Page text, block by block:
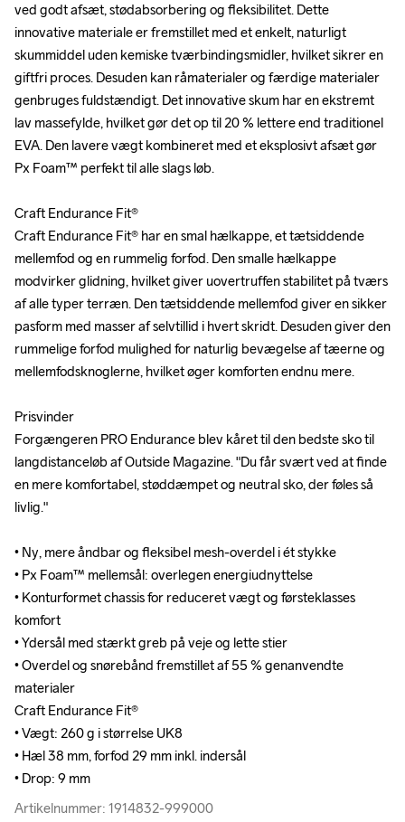
ved godt afsæt, stødabsorbering og fleksibilitet. Dette
innovative materiale er fremstillet med et enkelt, naturligt
skummiddel uden kemiske tværbindingsmidler, hvilket sikrer en
giftfri proces. Desuden kan råmaterialer og færdige materialer
genbruges fuldstændigt. Det innovative skum har en ekstremt
lav massefylde, hvilket gør det op til 20 % lettere end traditionel
EVA. Den lavere vægt kombineret med et eksplosivt afsæt gør
Px Foam™ perfekt til alle slags løb.
Craft Endurance Fit®
Craft Endurance Fit® har en smal hælkappe, et tætsiddende
mellemfod og en rummelig forfod. Den smalle hælkappe
modvirker glidning, hvilket giver uovertruffen stabilitet på tværs
af alle typer terræn. Den tætsiddende mellemfod giver en sikker
pasform med masser af selvtillid i hvert skridt. Desuden giver den
rummelige forfod mulighed for naturlig bevægelse af tæerne og
mellemfodsknoglerne, hvilket øger komforten endnu mere.
Prisvinder
Forgængeren PRO Endurance blev kåret til den bedste sko til
langdistanceløb af Outside Magazine. "Du får svært ved at finde
en mere komfortabel, støddæmpet og neutral sko, der føles så
livlig."
• Ny, mere åndbar og fleksibel mesh-overdel i ét stykke
• Px Foam™ mellemsål: overlegen energiudnyttelse
• Konturformet chassis for reduceret vægt og førsteklasses
komfort
• Ydersål med stærkt greb på veje og lette stier
• Overdel og snørebånd fremstillet af 55 % genanvendte
materialer
Craft Endurance Fit®
• Vægt: 260 g i størrelse UK8
• Hæl 38 mm, forfod 29 mm inkl. indersål
• Drop: 9 mm
Artikelnummer: 1914832-999000
ved godt afsæt, stødabsorbering og fleksibilitet. Dette
innovative materiale er fremstillet med et enkelt, naturligt
skummiddel uden kemiske tværbindingsmidler, hvilket sikrer en
giftfri proces. Desuden kan råmaterialer og færdige materialer
genbruges fuldstændigt. Det innovative skum har en ekstremt
lav massefylde, hvilket gør det op til 20 % lettere end traditionel
EVA. Den lavere vægt kombineret med et eksplosivt afsæt gør
Px Foam™ perfekt til alle slags løb.
Craft Endurance Fit®
Craft Endurance Fit® har en smal hælkappe, et tætsiddende
mellemfod og en rummelig forfod. Den smalle hælkappe
modvirker glidning, hvilket giver uovertruffen stabilitet på tværs
af alle typer terræn. Den tætsiddende mellemfod giver en sikker
pasform med masser af selvtillid i hvert skridt. Desuden giver den
rummelige forfod mulighed for naturlig bevægelse af tæerne og
mellemfodsknoglerne, hvilket øger komforten endnu mere.
Prisvinder
Forgængeren PRO Endurance blev kåret til den bedste sko til
langdistanceløb af Outside Magazine. "Du får svært ved at finde
en mere komfortabel, støddæmpet og neutral sko, der føles så
livlig."
• Ny, mere åndbar og fleksibel mesh-overdel i ét stykke
• Px Foam™ mellemsål: overlegen energiudnyttelse
• Konturformet chassis for reduceret vægt og førsteklasses
komfort
• Ydersål med stærkt greb på veje og lette stier
• Overdel og snørebånd fremstillet af 55 % genanvendte
materialer
Craft Endurance Fit®
• Vægt: 260 g i størrelse UK8
• Hæl 38 mm, forfod 29 mm inkl. indersål
• Drop: 9 mm
Artikelnummer: 1914832-999000